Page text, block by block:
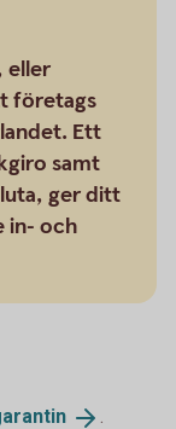
eller
företags
Ett
samt
ger ditt
in- och
.